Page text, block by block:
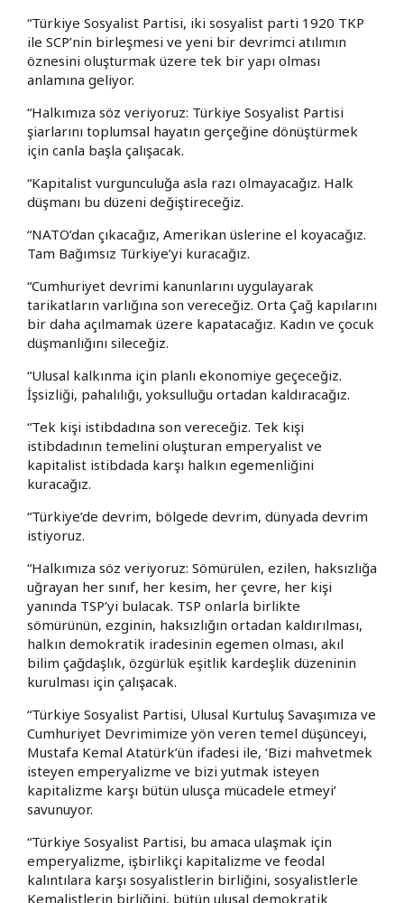
“Türkiye Sosyalist Partisi, iki sosyalist parti 1920 TKP
ile SCP’nin birleşmesi ve yeni bir devrimci atılımın
öznesini oluşturmak üzere tek bir yapı olması
anlamına geliyor.
“Halkımıza söz veriyoruz: Türkiye Sosyalist Partisi
şiarlarını toplumsal hayatın gerçeğine dönüştürmek
için canla başla çalışacak.
“Kapitalist vurgunculuğa asla razı olmayacağız. Halk
düşmanı bu düzeni değiştireceğiz.
“NATO’dan çıkacağız, Amerikan üslerine el koyacağız.
Tam Bağımsız Türkiye’yi kuracağız.
“Cumhuriyet devrimi kanunlarını uygulayarak
tarikatların varlığına son vereceğiz. Orta Çağ kapılarını
bir daha açılmamak üzere kapatacağız. Kadın ve çocuk
düşmanlığını sileceğiz.
“Ulusal kalkınma için planlı ekonomiye geçeceğiz.
İşsizliği, pahalılığı, yoksulluğu ortadan kaldıracağız.
“Tek kişi istibdadına son vereceğiz. Tek kişi
istibdadının temelini oluşturan emperyalist ve
kapitalist istibdada karşı halkın egemenliğini
kuracağız.
“Türkiye’de devrim, bölgede devrim, dünyada devrim
istiyoruz.
“Halkımıza söz veriyoruz: Sömürülen, ezilen, haksızlığa
uğrayan her sınıf, her kesim, her çevre, her kişi
yanında TSP’yi bulacak. TSP onlarla birlikte
sömürünün, ezginin, haksızlığın ortadan kaldırılması,
halkın demokratik iradesinin egemen olması, akıl
bilim çağdaşlık, özgürlük eşitlik kardeşlik düzeninin
kurulması için çalışacak.
“Türkiye Sosyalist Partisi, Ulusal Kurtuluş Savaşımıza ve
Cumhuriyet Devrimimize yön veren temel düşünceyi,
Mustafa Kemal Atatürk’ün ifadesi ile, ‘Bizi mahvetmek
isteyen emperyalizme ve bizi yutmak isteyen
kapitalizme karşı bütün ulusça mücadele etmeyi’
savunuyor.
“Türkiye Sosyalist Partisi, bu amaca ulaşmak için
emperyalizme, işbirlikçi kapitalizme ve feodal
kalıntılara karşı sosyalistlerin birliğini, sosyalistlerle
Kemalistlerin birliğini, bütün ulusal demokratik